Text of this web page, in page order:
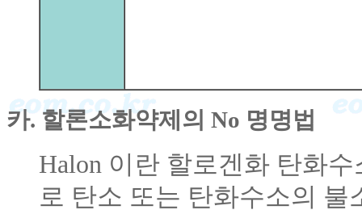
카. 할론소화약제의 No 명명법
Halon 이란 할로겐화 탄화수
로 탄소 또는 탄화수소의